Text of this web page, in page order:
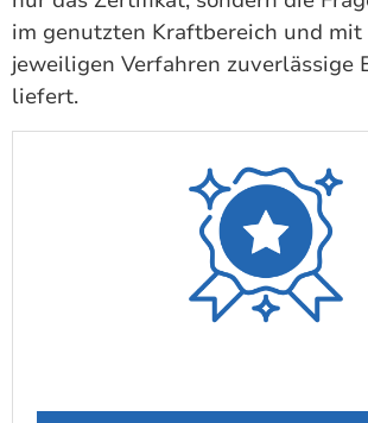
im genutzten Kraftbereich und mit
jeweiligen Verfahren zuverlässige
liefert.